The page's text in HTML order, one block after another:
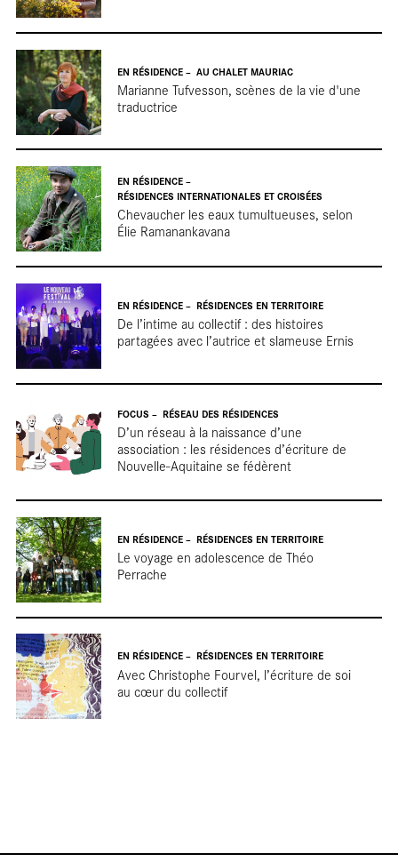
EN RÉSIDENCE AU CHALET MAURIAC
Marianne Tufvesson, scènes de la vie d'une
traductrice
EN RÉSIDENCE
RÉSIDENCES INTERNATIONALES ET CROISÉES
Chevaucher les eaux tumultueuses, selon
Élie Ramanankavana
EN RÉSIDENCE RÉSIDENCES EN TERRITOIRE
De l’intime au collectif : des histoires
partagées avec l’autrice et slameuse Ernis
FOCUS RÉSEAU DES RÉSIDENCES
D’un réseau à la naissance d’une
association : les résidences d’écriture de
Nouvelle-Aquitaine se fédèrent
EN RÉSIDENCE RÉSIDENCES EN TERRITOIRE
Le voyage en adolescence de Théo
Perrache
EN RÉSIDENCE RÉSIDENCES EN TERRITOIRE
Avec Christophe Fourvel, l’écriture de soi
au cœur du collectif